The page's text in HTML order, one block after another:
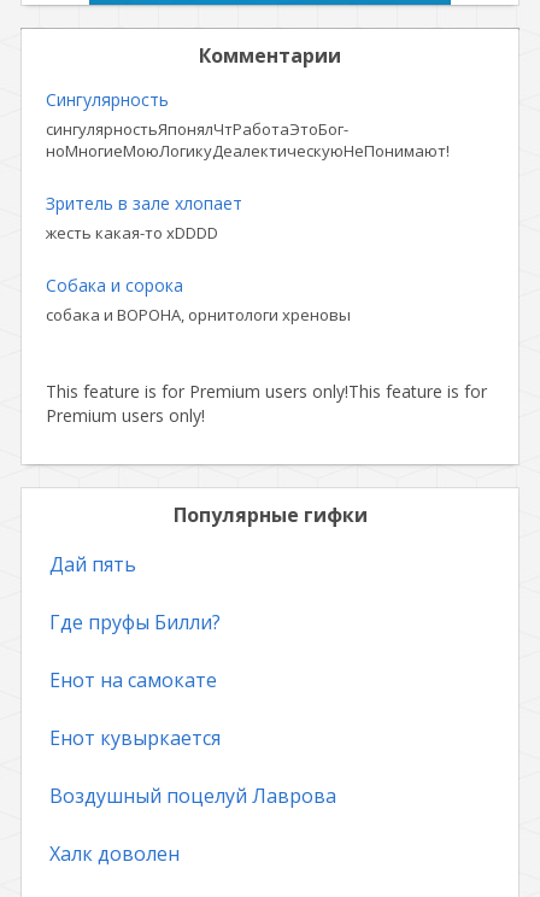
Комментарии
Сингулярность
сингулярностьЯпонялЧтРаботаЭтоБог-
ноМногиеМоюЛогикуДеалектическуюНеПонимают!
Зритель в зале хлопает
жесть какая-то xDDDD
Собака и сорока
собака и ВОРОНА, орнитологи хреновы
This feature is for Premium users only!This feature is for
Premium users only!
Популярные гифки
Дай пять
Где пруфы Билли?
Енот на самокате
Енот кувыркается
Воздушный поцелуй Лаврова
Халк доволен